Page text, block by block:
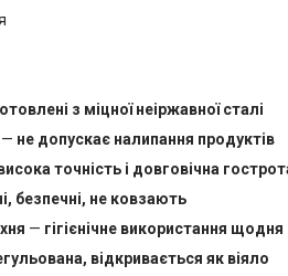
з міцної неіржавної сталі
— не допускає налипання продуктів
точність і довговічна
безпечні, не ковзають
— гігієнічне використання щодня
відкривається як віяло